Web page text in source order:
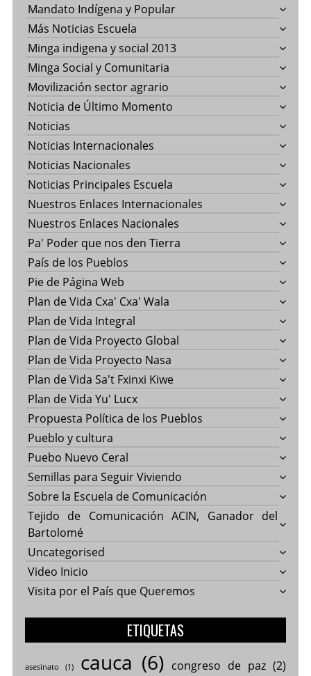
Mandato Indígena y Popular
Más Noticias Escuela
Minga indigena y social 2013
Minga Social y Comunitaria
Movilización sector agrario
Noticia de Último Momento
Noticias
Noticias Internacionales
Noticias Nacionales
Noticias Principales Escuela
Nuestros Enlaces Internacionales
Nuestros Enlaces Nacionales
Pa' Poder que nos den Tierra
País de los Pueblos
Pie de Página Web
Plan de Vida Cxa' Cxa' Wala
Plan de Vida Integral
Plan de Vida Proyecto Global
Plan de Vida Proyecto Nasa
Plan de Vida Sa't Fxinxi Kiwe
Plan de Vida Yu' Lucx
Propuesta Política de los Pueblos
Pueblo y cultura
Puebo Nuevo Ceral
Semillas para Seguir Viviendo
Sobre la Escuela de Comunicación
Tejido de Comunicación ACIN, Ganador del
Bartolomé
Uncategorised
Video Inicio
Visita por el País que Queremos
ETIQUETAS
asesinato (1) cauca (6) congreso de paz(2)